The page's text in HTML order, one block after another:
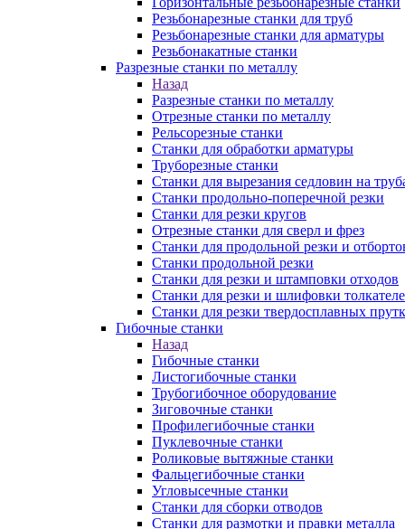
Резьбонарезные станки для труб
Резьбонарезные станки для арматуры
Резьбонакатные станки
Разрезные станки по металлу
Назад
Разрезные станки по металлу
Отрезные станки по металлу
Рельсорезные станки
Станки для обработки арматуры
Труборезные станки
Станки для вырезания седловин на
Станки продольно-поперечной резки
Станки для резки кругов
Отрезные станки для сверл и фрез
Станки для продольной резки и
Станки продольной резки
Станки для резки и штамповки отходов
Станки для резки и шлифовки
Станки для резки твердосплавных
Гибочные станки
Назад
Гибочные станки
Листогибочные станки
Трубогибочное оборудование
Зиговочные станки
Профилегибочные станки
Пуклевочные станки
Роликовые вытяжные станки
Фальцегибочные станки
Угловысечные станки
Станки для сборки отводов
Станки для размотки и правки металла